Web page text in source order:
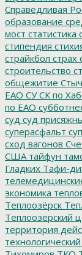
Справедливая
образование
мост статистика
стипендия
страйкбол страх
строительство
общежитие
ЕАО СУ СК по
по ЕАО
суд суд
суперасфальт
сход вагонов
США тайфун
Гладких Тафи-
экономика
Теплоозёрск
Теплоозерский
территория